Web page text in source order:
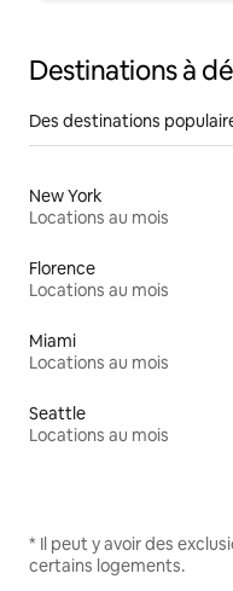
Destinations à
Des destinations
New York
Locations au mois
Florence
Locations au mois
Miami
Locations au mois
Seattle
Locations au mois
* Il peut y avoir des
certains logements.